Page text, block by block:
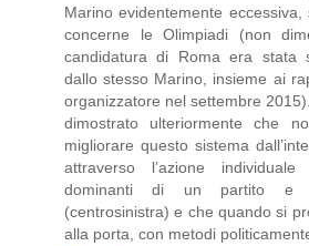
Marino evidentemente
concerne le Olimpiadi (non
candidatura di Roma era stata
dallo stesso Marino, insieme ai
organizzatore nel settembre
dimostrato ulteriormente che
migliorare questo sistema
attraverso l’azione
dominanti di un partito e
(centrosinistra) e che quando si
alla porta, con metodi